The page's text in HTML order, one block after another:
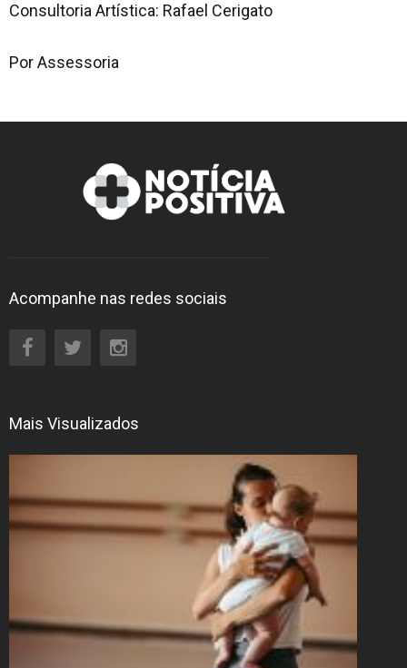
Consultoria Artística: Rafael Cerigato
Por Assessoria
Acompanhe nas redes sociais
Mais Visualizados